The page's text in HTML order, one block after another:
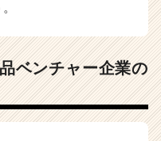
ベンチャー企業の